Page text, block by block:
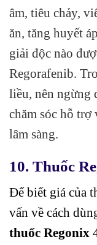
âm, tiêu chảy,
ăn, tăng huyết
giải độc nào
Regorafenib.
liều, nên ngừng
chăm sóc hỗ
lâm sàng.
10. Thuốc
Để biết giá của
vấn về cách
thuốc Regonix